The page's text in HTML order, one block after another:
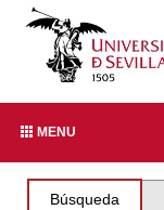
MENU
Búsqueda